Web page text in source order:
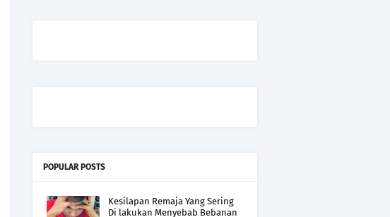
POPULAR POSTS
Kesilapan Remaja Yang Sering
Di lakukan Menyebab Bebanan